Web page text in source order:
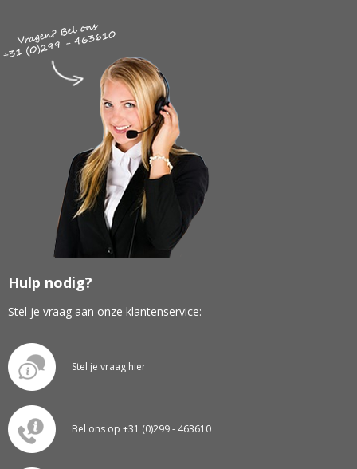
Hulp nodig?
Stel je vraag aan onze klantenservice:
Stel je vraag hier
Bel ons op +31 (0)299 - 463610